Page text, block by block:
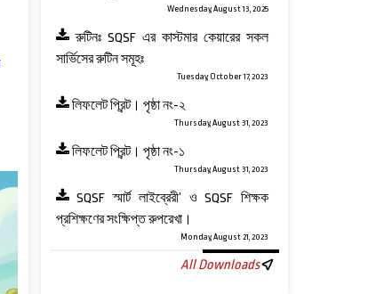
Wednesday, August 13, 2025
রুটিনঃ SQSF এর কাস্টমার কেয়ারের সকল
সার্ভিসের রুটিন সমূহঃ
Tuesday, October 17, 2023
লিফলেট প্রিন্ট। পৃষ্ঠা নং-২
Thursday, August 31, 2023
লিফলেট প্রিন্ট। পৃষ্ঠা নং-১
Thursday, August 31, 2023
SQSF স্মার্ট লাইব্রেরী’ ও ‍SQSF শিক্ষক
প্রশিক্ষণের সংক্ষিপ্ত রুপরেখা।
Monday, August 21, 2023
All Downloads